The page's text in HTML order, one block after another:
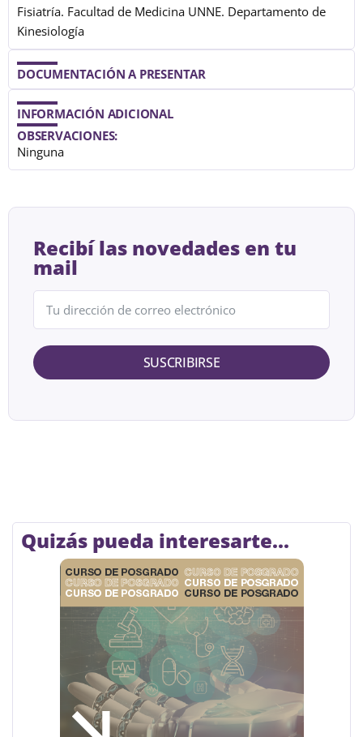
Fisiatría. Facultad de Medicina UNNE. Departamento de
Kinesiología
DOCUMENTACIÓN A PRESENTAR
INFORMACIÓN ADICIONAL
OBSERVACIONES:
Ninguna
Recibí las novedades en tu
mail
SUSCRIBIRSE
Quizás pueda interesarte...